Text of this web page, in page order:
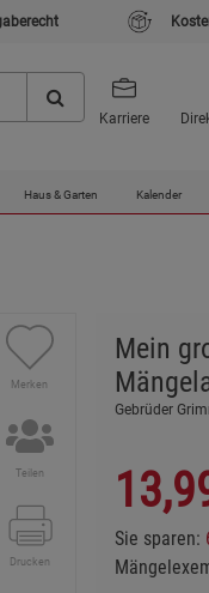
Karriere
Haus & Garten Kalender
Merken
Teilen
Drucken
Mein
Gebrüder
Sie sparen: